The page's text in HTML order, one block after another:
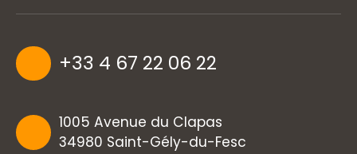
+33 4 67 22 06 22
1005 Avenue du Clapas
34980 Saint-Gély-du-Fesc